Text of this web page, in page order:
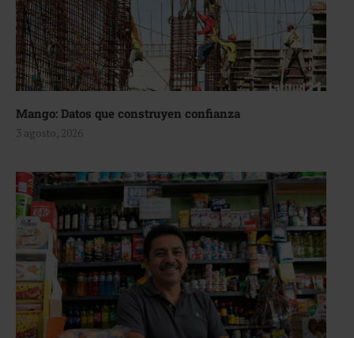
Mango: Datos que construyen confianza
3 agosto, 2026